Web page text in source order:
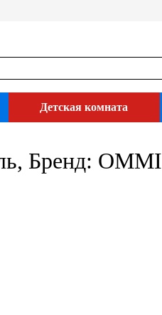
Детская комната
Бренд: OMMI